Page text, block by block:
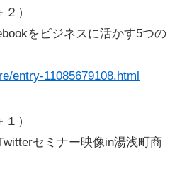
）
をビジネスに活かす5つの
entry-11085679108.html
）
セミナー映像in湯浅町商